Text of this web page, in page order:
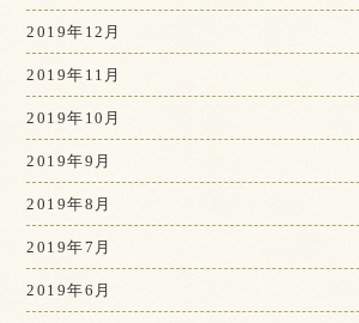
2019年12月
2019年11月
2019年10月
2019年9月
2019年8月
2019年7月
2019年6月